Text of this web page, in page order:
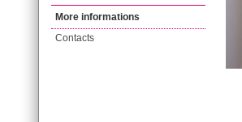
More informations
Contacts